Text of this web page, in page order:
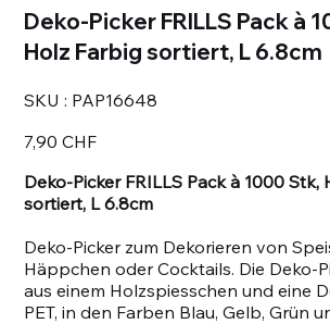
Deko-Picker FRILLS Pack à
Holz Farbig sortiert, L 6.8cm
SKU : SKU
PAP16648
PAP16648
7,90 CHF
Deko-Picker FRILLS Pack à 1000 Stk,
sortiert, L 6.8cm
Deko-Picker zum Dekorieren von
Häppchen oder Cocktails. Die Deko-
aus einem Holzspiesschen und eine
PET, in den Farben Blau, Gelb, Grün